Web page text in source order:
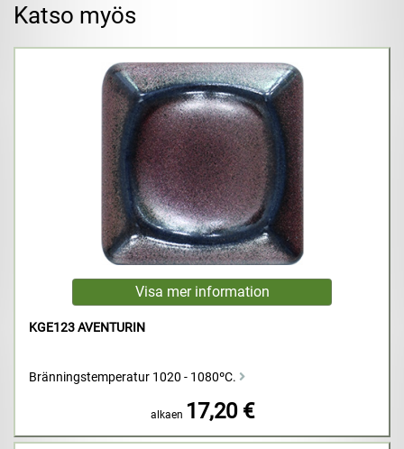
Katso myös
KGE123 AVENTURIN
Bränningstemperatur 1020 - 1080ºC.
alkaen 17,20 €